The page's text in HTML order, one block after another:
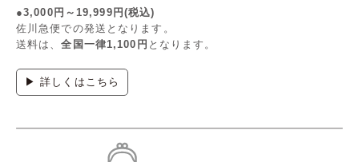
●3,000円～19,999円(税込)
佐川急便での発送となります。
送料は、全国一律1,100円 となります。
▶ 詳しくはこちら